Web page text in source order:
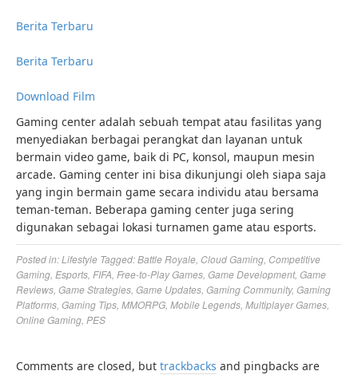
Berita Terbaru
Berita Terbaru
Download Film
Gaming center adalah sebuah tempat atau fasilitas yang
menyediakan berbagai perangkat dan layanan untuk
bermain video game, baik di PC, konsol, maupun mesin
arcade. Gaming center ini bisa dikunjungi oleh siapa saja
yang ingin bermain game secara individu atau bersama
teman-teman. Beberapa gaming center juga sering
digunakan sebagai lokasi turnamen game atau esports.
Posted in:Lifestyle Tagged:Battle Royale Cloud Gaming Competitive
Gaming Esports FIFA Free-to-Play Games Game Development, Game
Reviews Game Strategies Game Updates Gaming Community, Gaming
Platforms Gaming Tips MMORPG Mobile Legends Multiplayer Games
Online Gaming PES
Comments are closed, but trackbacks and pingbacks are